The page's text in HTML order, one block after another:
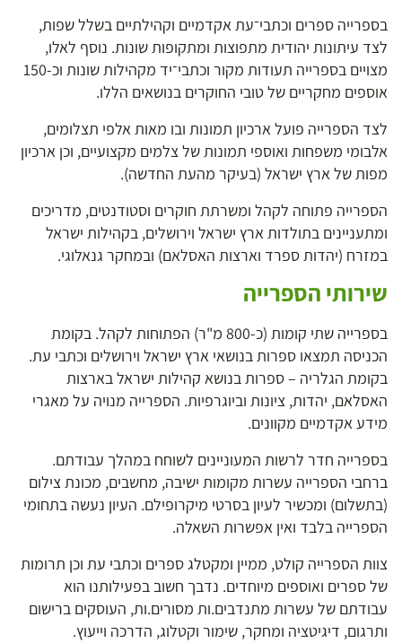
בספרייה ספרים וכתבי־עת אקדמיים וקהילתיים בשלל שפות,
לצד עיתונות יהודית מתפוצות ומתקופות שונות. נוסף לאלו,
מצויים בספרייה תעודות מקור וכתבי־יד מקהילות שונות וכ-150
אוספים מחקריים של טובי החוקרים בנושאים הללו.
לצד הספרייה פועל ארכיון תמונות ובו מאות אלפי תצלומים,
אלבומי משפחות ואוספי תמונות של צלמים מקצועיים, וכן ארכיון
מפות של ארץ ישראל (בעיקר מהעת החדשה).
הספרייה פתוחה לקהל ומשרתת חוקרים וסטודנטים, מדריכים
ומתעניינים בתולדות ארץ ישראל וירושלים, בקהילות ישראל
במזרח (יהדות ספרד וארצות האסלאם) ובמחקר גנאלוגי.
שירותי הספרייה
בספרייה שתי קומות (כ-800 מ"ר) הפתוחות לקהל. בקומת
הכניסה תמצאו ספרות בנושאי ארץ ישראל וירושלים וכתבי עת.
בקומת הגלריה – ספרות בנושא קהילות ישראל בארצות
האסלאם, יהדות, ציונות וביוגרפיות. הספרייה מנויה על מאגרי
מידע אקדמיים מקוונים.
בספרייה חדר לרשות המעוניינים לשוחח במהלך עבודתם.
ברחבי הספרייה עשרות מקומות ישיבה, מחשבים, מכונת צילום
(בתשלום) ומכשיר לעיון בסרטי מיקרופילם. העיון נעשה בתחומי
הספרייה בלבד ואין אפשרות השאלה.
צוות הספרייה קולט, ממיין ומקטלג ספרים וכתבי עת וכן תרומות
של ספרים ואוספים מיוחדים. נדבך חשוב בפעילותנו הוא
עבודתם של עשרות מתנדבים.ות מסורים.ות, העוסקים ברישום
ותרגום, דיגיטציה ומחקר, שימור וקטלוג, הדרכה וייעוץ.